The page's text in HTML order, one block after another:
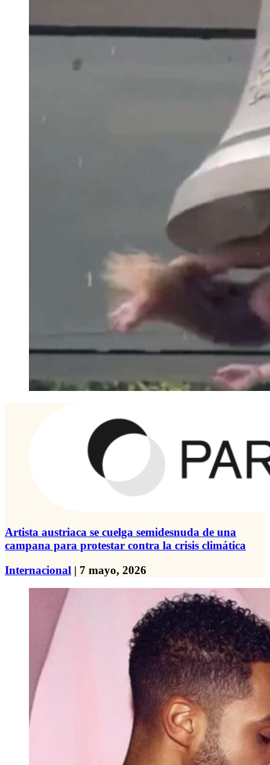
Artista austriaca se cuelga semidesnuda de una
campana para protestar contra la crisis climática
Internacional | 7 mayo, 2026